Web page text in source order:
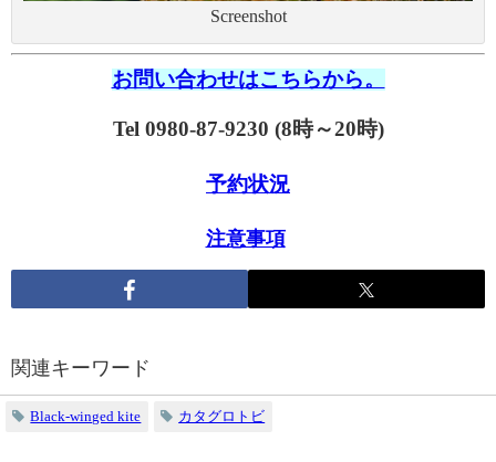
Screenshot
お問い合わせはこちらから。
Tel 0980-87-9230 (8時～20時)
予約状況
注意事項
関連キーワード
Black-winged kite カタグロトビ